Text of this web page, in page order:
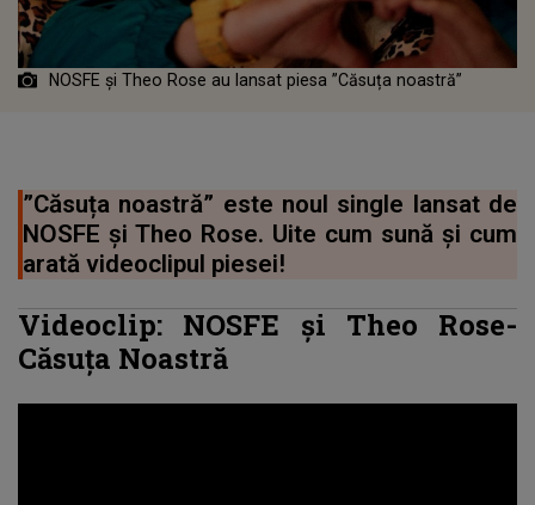
NOSFE și Theo Rose au lansat piesa ”Căsuța noastră”
”Căsuța noastră” este noul single lansat de
NOSFE și Theo Rose. Uite cum sună și cum
arată videoclipul piesei!
Videoclip: NOSFE și Theo Rose-
Căsuța Noastră